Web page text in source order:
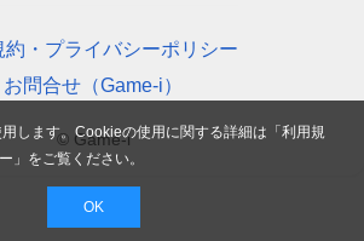
約・プライバシーポリシー
お問合せ（Game-i）
© Game-i
します。Cookieの使用に関する詳細は「利用規
」をご覧ください。
OK